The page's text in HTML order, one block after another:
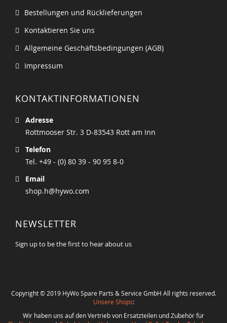
Bestellungen und Rücklieferungen
Kontaktieren Sie uns
Allgemeine Geschäftsbedingungen (AGB)
Impressum
KONTAKTINFORMATIONEN
Adresse
Rottmooser Str. 3 D-83543 Rott am Inn
Telefon
Tel. +49 - (0) 80 39 - 90 95 8-0
Email
shop.h@hywo.com
NEWSLETTER
Sign up to be the first to hear about us
Copyright © 2019 HyWo Spare Parts & Service GmbH All rights reserved.
Unsere Shops:
Wir haben uns auf den Vertrieb von Ersatzteilen und Zubehör für